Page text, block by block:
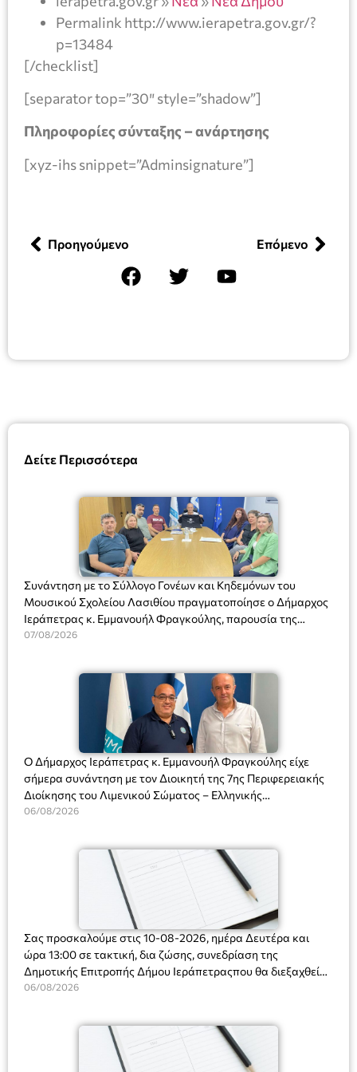
Δείτε Περισσότερα
Συνάντηση με το Σύλλογο Γονέων και Κηδεμόνων του
Μουσικού Σχολείου Λασιθίου πραγματοποίησε ο Δήμαρχος
Ιεράπετρας κ. Εμμανουήλ Φραγκούλης, παρουσία της
Διευθύντριας του σχολείου κας Μαριάννας Χαΐτα.
07/08/2026
Ο Δήμαρχος Ιεράπετρας κ. Εμμανουήλ Φραγκούλης είχε
σήμερα συνάντηση με τον Διοικητή της 7ης Περιφερειακής
Διοίκησης του Λιμενικού Σώματος – Ελληνικής
Ακτοφυλακής (Λ.Σ.-ΕΛ.ΑΚΤ.), Αρχιπλοίαρχο Λ.Σ. κ. Ιωάννη
06/08/2026
Σας προσκαλούμε στις 10-08-2026, ημέρα Δευτέρα και
ώρα 13:00 σε τακτική, δια ζώσης, συνεδρίαση της
Δημοτικής Επιτροπής Δήμου Ιεράπετραςπου θα διεξαχθεί
στο Δημοτικό Κατάστημα, Δημοκρατίας 31 στην αίθουσα
και λήψη αποφάσεων στα παρακάτω θέματα:
06/08/2026
Permalink http://www.ierapetra.gov.gr/?
p=13484
[/checklist]
[separator top=”30″ style=”shadow”]
Πληροφορίες σύνταξης – ανάρτησης
[xyz-ihs snippet=”Adminsignature”]
Προηγούμενο Επόμενο